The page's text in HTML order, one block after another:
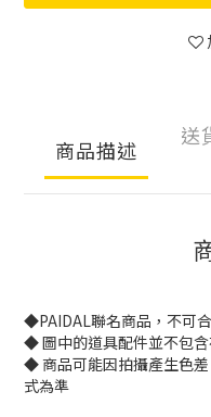
商品描述
送
◆PAIDAL聯名商品，不可
◆ 圖中的道具配件並不包
◆ 商品可能因拍攝產生色
式為準